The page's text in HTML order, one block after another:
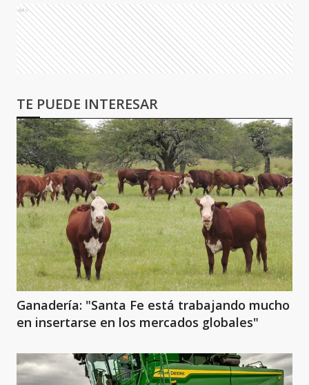
Ads
TE PUEDE INTERESAR
Ganadería: "Santa Fe está trabajando mucho
en insertarse en los mercados globales"